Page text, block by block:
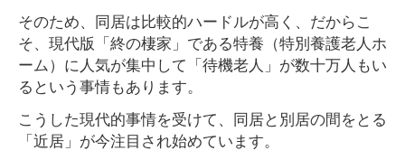
そのため、同居は比較的ハードルが高く、だからこ
そ、現代版「終の棲家」である特養（特別養護老人ホ
ーム）に人気が集中して「待機老人」が数十万人もい
るという事情もあります。
こうした現代的事情を受けて、同居と別居の間をとる
「近居」が今注目され始めています。